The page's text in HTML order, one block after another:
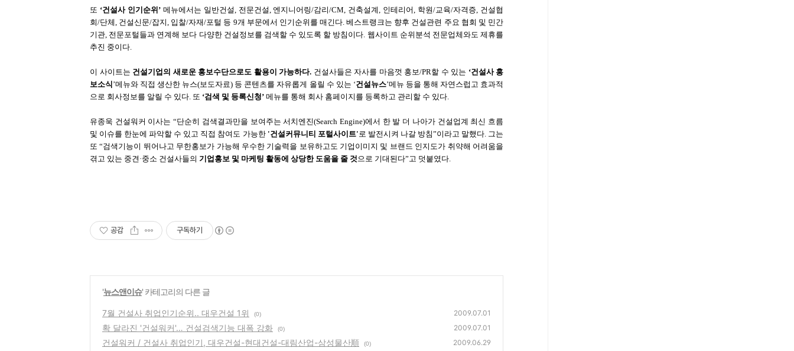
또 ‘건설사 인기순위’메뉴에서는 일반건설, 전문건설, 엔지니어링/감리/CM, 건축설계, 인테리어, 학원/교육/자격증, 건설협
회/단체, 건설신문/잡지, 입찰/자재/포털 등 9개 부문에서 인기순위를 매긴다. 베스트랭크는 향후 건설관련 주요 협회 및 민간
기관, 전문포털들과 연계해 보다 다양한 건설정보를 검색할 수 있도록 할 방침이다. 웹사이트 순위분석 전문업체와도 제휴를
추진 중이다.
이 사이트는 건설기업의 새로운 홍보수단으로도 활용이 가능하다. 건설사들은 자사를 마음껏 홍보/PR할 수 있는 ‘건설사 홍
보소식’메뉴와 직접 생산한 뉴스(보도자료) 등 콘텐츠를 자유롭게 올릴 수 있는 ‘건설뉴스’메뉴 등을 통해 자연스럽고 효과적
으로 회사정보를 알릴 수 있다. 또 ‘검색 및 등록신청’ 메뉴를 통해 회사 홈페이지를 등록하고 관리할 수 있다.
유종욱 건설워커 이사는 “단순히 검색결과만을 보여주는 서치엔진(Search Engine)에서 한 발 더 나아가 건설업계 최신 흐름
및 이슈를 한눈에 파악할 수 있고 직접 참여도 가능한 '건설커뮤니티 포털사이트' 로 발전시켜 나갈 방침”이라고 말했다. 그는
또 “검색기능이 뛰어나고 무한홍보가 가능해 우수한 기술력을 보유하고도 기업이미지 및 브랜드 인지도가 취약해 어려움을
겪고 있는 중견·중소 건설사들의 기업홍보 및 마케팅 활동에 상당한 도움을 줄 것 으로 기대된다”고 덧붙였다.
공감 구독하기
'뉴스앤이슈' 카테고리의 다른 글
7월 건설사 취업인기순위.. 대우건설 1위 (0) 2009.07.01
확 달라진 '건설워커'… 건설검색기능 대폭 강화 (0) 2009.07.01
건설워커 / 건설사 취업인기, 대우건설-현대건설-대림산업-삼성물산順 (0) 2009.06.29